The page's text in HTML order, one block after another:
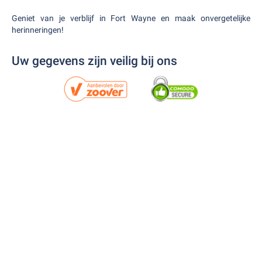
Geniet van je verblijf in Fort Wayne en maak onvergetelijke
herinneringen!
Uw gegevens zijn veilig bij ons